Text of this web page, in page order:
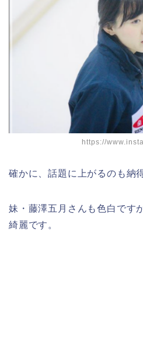
https://
確かに、話題に上がるのも納
妹・藤澤五月さんも色白です
綺麗です。